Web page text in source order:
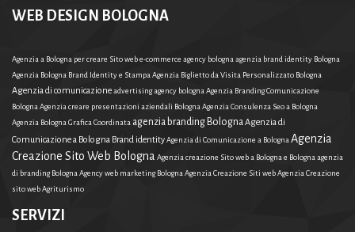
WEB DESIGN BOLOGNA
Agenzia a Bologna per creare Sito web e-commerce agency bolognaagenzia brand identity Bologna
Agenzia Bologna Brand Identity e StampaAgenzia Biglietto da Visita Personalizzato Bologna
Agenzia di comunicazioneadvertising agency bolognaAgenzia Branding Comunicazione
BolognaAgenzia creare presentazioni aziendali BolognaAgenzia Consulenza Seo a Bologna
Agenzia Bologna Grafica Coordinata agenzia branding BolognaAgenzia di
Comunicazione a Bologna Brand identityAgenzia di Comunicazione a BolognaAgenzia
Creazione Sito Web Bologna Agenzia creazione Sito web a Bologna e Bolognaagenzia
di branding BolognaAgency web marketing BolognaAgenzia Creazione Siti webAgenzia Creazione
sito web Agriturismo
SERVIZI